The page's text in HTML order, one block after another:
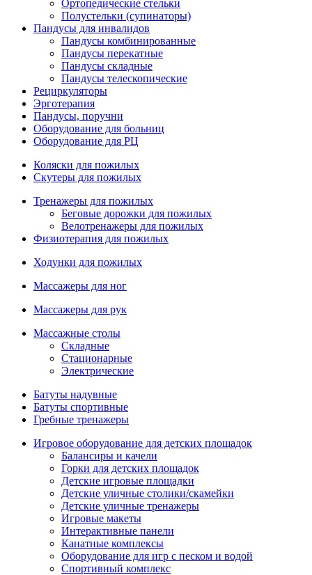
Ортопедические стельки
Полустельки (супинаторы)
Пандусы для инвалидов
Пандусы комбинированные
Пандусы перекатные
Пандусы складные
Пандусы телескопические
Рециркуляторы
Эрготерапия
Пандусы, поручни
Оборудование для больниц
Оборудование для РЦ
Коляски для пожилых
Скутеры для пожилых
Тренажеры для пожилых
Беговые дорожки для пожилых
Велотренажеры для пожилых
Физиотерапия для пожилых
Ходунки для пожилых
Массажеры для ног
Массажеры для рук
Массажные столы
Складные
Стационарные
Электрические
Батуты надувные
Батуты спортивные
Гребные тренажеры
Игровое оборудование для детских площадок
Балансиры и качели
Горки для детских площадок
Детские игровые площадки
Детские уличные столики/скамейки
Детские уличные тренажеры
Игровые макеты
Интерактивные панели
Канатные комплексы
Оборудование для игр с песком и водой
Спортивный комплекс